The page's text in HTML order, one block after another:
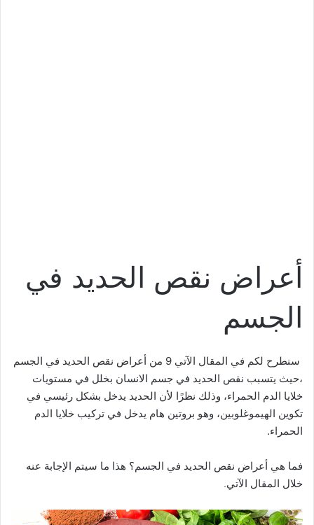
أعراض نقص الحديد في
الجسم
سنطرح لكم في المقال الآتي 9 من أعراض نقص الحديد في الجسم
،حيث يتسبب نقص الحديد في جسم الانسان بخلل في مستويات
خلايا الدم الحمراء، وذلك نظرًا لأن الحديد يدخل بشكل رئيسي في
تكوين الهيموغلوبين، وهو بروتين هام يدخل في تركيب خلايا الدم
الحمراء.
فما هي أعراض نقص الحديد في الجسم؟ هذا ما سيتم الإجابة عنه
خلال المقال الآتي.